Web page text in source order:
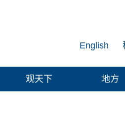
English
观天下 地方